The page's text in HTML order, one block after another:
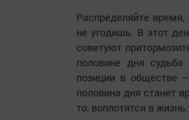
Распределяйте
не угодишь. В этот
советуют
половине дня
позиции в обществе
половина дня станет
то, воплотятся в жизнь.